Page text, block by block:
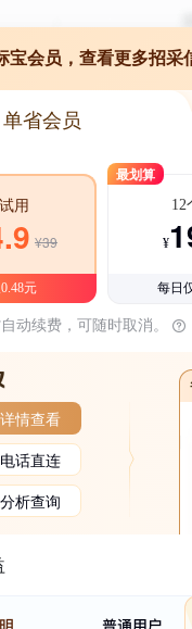
宝会员，查看更多招采
单省会员
用
¥39
元
最划算
12
¥
每日
动续费，可随时取消。
情查看
话直连
析查询